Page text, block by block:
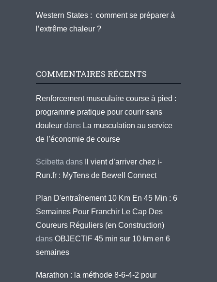
Western States : comment se préparer à
l’extrême chaleur ?
COMMENTAIRES RÉCENTS
Renforcement musculaire course à pied :
programme pratique pour courir sans
douleur dans La musculation au service
de l’économie de course
Scibetta dans
Il vient d’arriver chez i-
Run.fr : MyTens de Bewell Connect
Plan D'entraînement 10 Km En 45 Min : 6
Semaines Pour Franchir Le Cap Des
Coureurs Réguliers (en Construction)
dans OBJECTIF 45 min sur 10 km en 6
semaines
Marathon : la méthode 8-6-4-2 pour